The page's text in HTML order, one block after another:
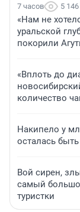
7 часов 5 146
«Нам не
уральской
покорили
«Вплоть до
количество
Накипело у
осталась
Вой сирен,
самый
туристки